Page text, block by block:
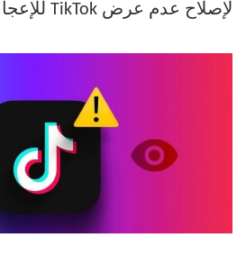
لإصلاح عدم عرض TikTok للإعجابات أو المشاهدات.